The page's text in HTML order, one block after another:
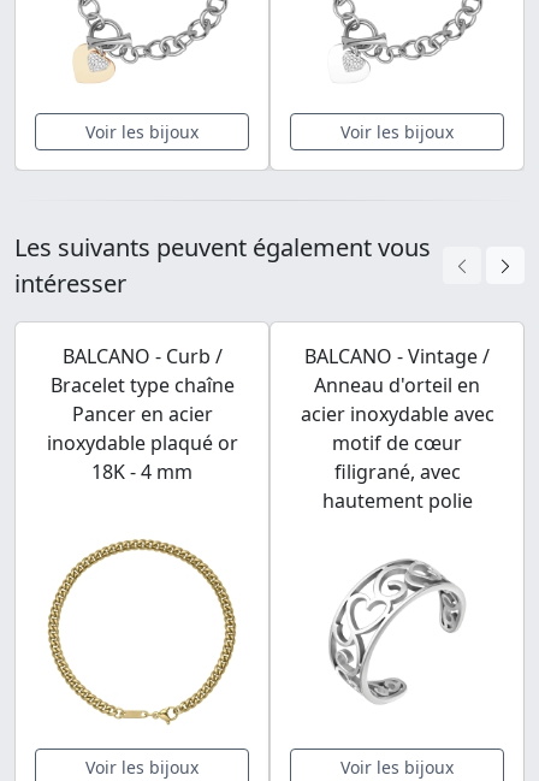
Voir les bijoux Voir les bijoux
Les suivants peuvent également vous
intéresser
BALCANO - Curb /
Bracelet type chaîne
Pancer en acier
inoxydable plaqué or
18K - 4 mm
Voir les bijoux
BALCANO - Vintage /
Anneau d'orteil en
acier inoxydable avec
motif de cœur
filigrané, avec
hautement polie
Voir les bijoux